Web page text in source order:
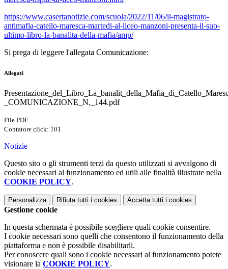
https://www.casertanotizie.com/scuola/2022/11/06/il-magistrato-
antimafia-catello-maresca-martedi-al-liceo-manzoni-presenta-il-suo-
ultimo-libro-la-banalita-della-mafia/amp/
Si prega di leggere l'allegata Comunicazione:
Allegati
_COMUNICAZIONE_N._144.pdf
File PDF
Contatore click: 101
Notizie
Questo sito o gli strumenti terzi da questo utilizzati si avvalgono di
cookie necessari al funzionamento ed utili alle finalità illustrate nella
COOKIE POLICY.
Personalizza Rifiuta tutti i cookies Accetta tutti i cookies
Gestione cookie
In questa schermata è possibile scegliere quali cookie consentire.
I cookie necessari sono quelli che consentono il funzionamento della
piattaforma e non è possibile disabilitarli.
Per conoscere quali sono i cookie necessari al funzionamento potete
visionare la COOKIE POLICY.